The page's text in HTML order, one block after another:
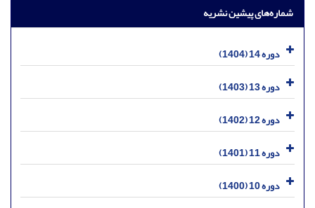
شماره‌های پیشین نشریه
دوره 14 (1404)
دوره 13 (1403)
دوره 12 (1402)
دوره 11 (1401)
دوره 10 (1400)